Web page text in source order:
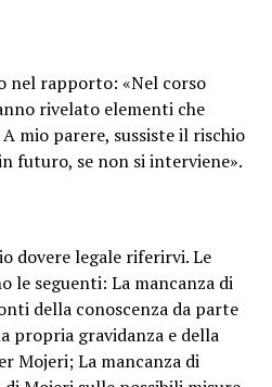
nel rapporto: «Nel corso
rivelato elementi che
mio parere, sussiste il rischio
futuro, se non si interviene».
dovere legale riferirvi. Le
le seguenti: La mancanza di
della conoscenza da parte
propria gravidanza e della
Mojeri; La mancanza di